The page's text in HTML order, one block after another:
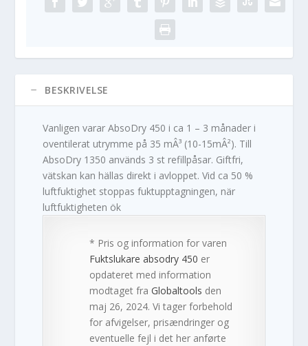
BESKRIVELSE
Vanligen varar AbsoDry 450 i ca 1 – 3 månader i
oventilerat utrymme på 35 mÂ³ (10-15mÂ²). Till
AbsoDry 1350 används 3 st refillpåsar. Giftfri,
vätskan kan hällas direkt i avloppet. Vid ca 50 %
luftfuktighet stoppas fuktupptagningen, när
luftfuktigheten ök
* Pris og information for varen
Fuktslukare absodry 450 er
opdateret med information
modtaget fraGlobaltools den
maj 26, 2024. Vi tager forbehold
for afvigelser, prisændringer og
eventuelle fejl i det her anførte